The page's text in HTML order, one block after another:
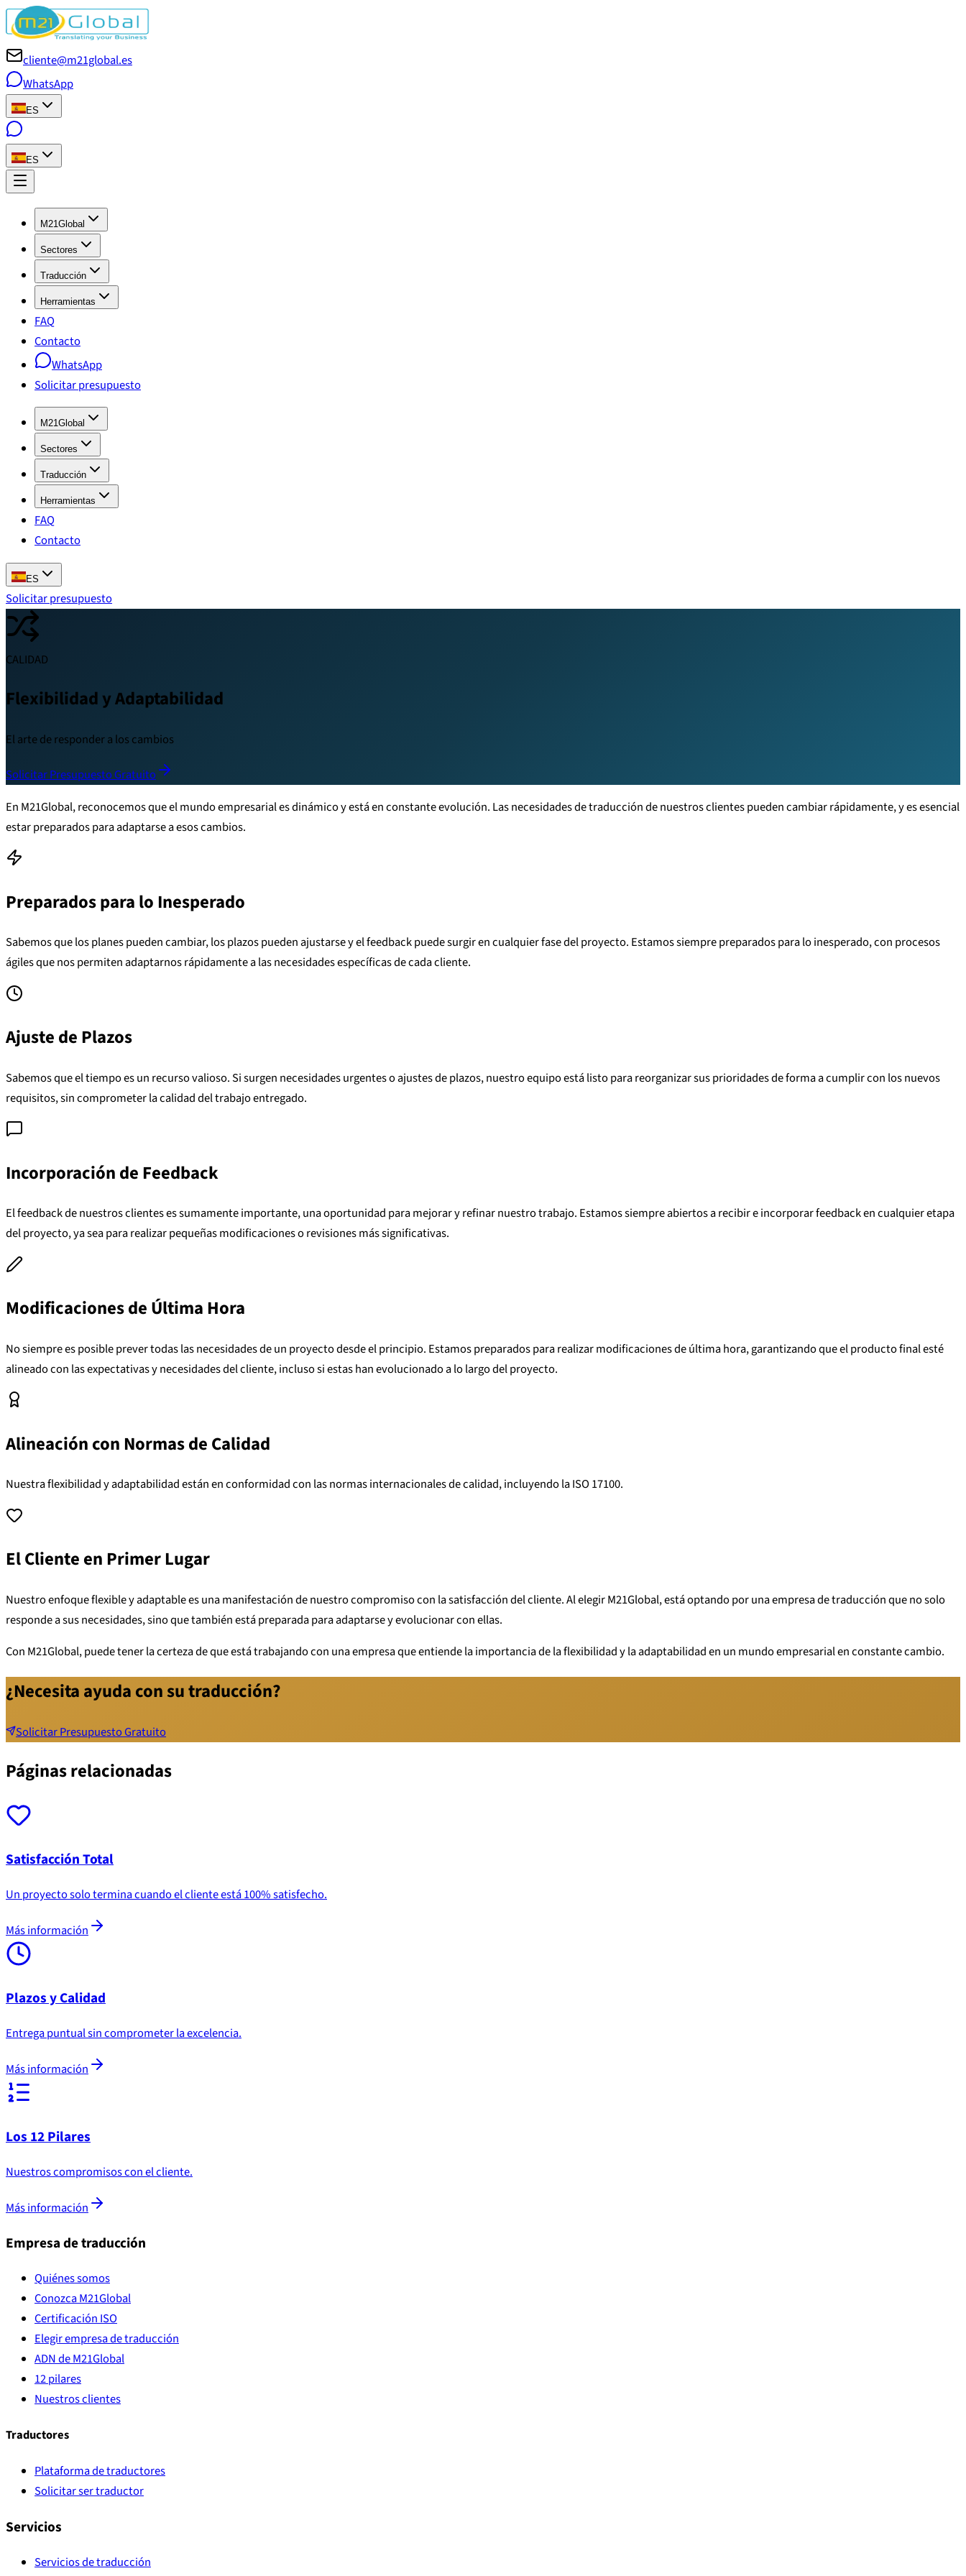
cliente@m21global.es
WhatsApp
ES
ES
M21Global
Sectores
Traducción
Herramientas
FAQ
Contacto
WhatsApp
Solicitar presupuesto
M21Global
Sectores
Traducción
Herramientas
FAQ
Contacto
ES
Solicitar presupuesto
CALIDAD
Flexibilidad y Adaptabilidad
El arte de responder a los cambios
Solicitar Presupuesto Gratuito
En M21Global, reconocemos que el mundo empresarial es dinámico y está en constante evolución. Las necesidades de traducción de nuestros clientes pueden cambiar rápidamente, y es esencial
estar preparados para adaptarse a esos cambios.
Preparados para lo Inesperado
Sabemos que los planes pueden cambiar, los plazos pueden ajustarse y el feedback puede surgir en cualquier fase del proyecto. Estamos siempre preparados para lo inesperado, con procesos
ágiles que nos permiten adaptarnos rápidamente a las necesidades específicas de cada cliente.
Ajuste de Plazos
Sabemos que el tiempo es un recurso valioso. Si surgen necesidades urgentes o ajustes de plazos, nuestro equipo está listo para reorganizar sus prioridades de forma a cumplir con los nuevos
requisitos, sin comprometer la calidad del trabajo entregado.
Incorporación de Feedback
El feedback de nuestros clientes es sumamente importante, una oportunidad para mejorar y refinar nuestro trabajo. Estamos siempre abiertos a recibir e incorporar feedback en cualquier etapa
del proyecto, ya sea para realizar pequeñas modificaciones o revisiones más significativas.
Modificaciones de Última Hora
No siempre es posible prever todas las necesidades de un proyecto desde el principio. Estamos preparados para realizar modificaciones de última hora, garantizando que el producto final esté
alineado con las expectativas y necesidades del cliente, incluso si estas han evolucionado a lo largo del proyecto.
Alineación con Normas de Calidad
Nuestra flexibilidad y adaptabilidad están en conformidad con las normas internacionales de calidad, incluyendo la ISO 17100.
El Cliente en Primer Lugar
Nuestro enfoque flexible y adaptable es una manifestación de nuestro compromiso con la satisfacción del cliente. Al elegir M21Global, está optando por una empresa de traducción que no solo
responde a sus necesidades, sino que también está preparada para adaptarse y evolucionar con ellas.
Con M21Global, puede tener la certeza de que está trabajando con una empresa que entiende la importancia de la flexibilidad y la adaptabilidad en un mundo empresarial en constante cambio.
¿Necesita ayuda con su traducción?
Solicitar Presupuesto Gratuito
Páginas relacionadas
Satisfacción Total
Un proyecto solo termina cuando el cliente está 100% satisfecho.
Más información
Plazos y Calidad
Entrega puntual sin comprometer la excelencia.
Más información
Los 12 Pilares
Nuestros compromisos con el cliente.
Más información
Empresa de traducción
Quiénes somos
Conozca M21Global
Certificación ISO
Elegir empresa de traducción
ADN de M21Global
12 pilares
Nuestros clientes
Traductores
Plataforma de traductores
Solicitar ser traductor
Servicios
Servicios de traducción